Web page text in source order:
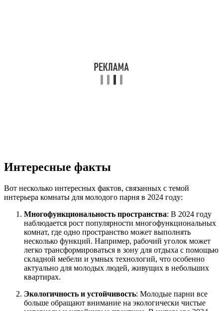
Интересные факты
Вот несколько интересных фактов, связанных с темой
интерьера комнаты для молодого парня в 2024 году:
Многофункциональность пространства: В 2024 году
наблюдается рост популярности многофункциональных
комнат, где одно пространство может выполнять
несколько функций. Например, рабочий уголок может
легко трансформироваться в зону для отдыха с помощью
складной мебели и умных технологий, что особенно
актуально для молодых людей, живущих в небольших
квартирах.
Экологичность и устойчивость: Молодые парни все
больше обращают внимание на экологически чистые